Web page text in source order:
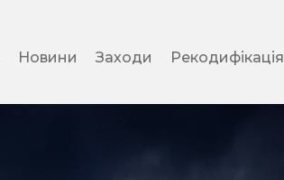
Новини Заходи Рекодифікація